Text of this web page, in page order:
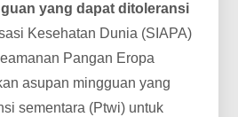
yang dapat ditoleransi
Kesehatan Dunia (SIAPA)
Pangan Eropa
asupan mingguan yang
sementara (Ptwi) untuk